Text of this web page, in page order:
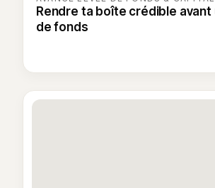
Rendre ta boîte crédible avant
de fonds